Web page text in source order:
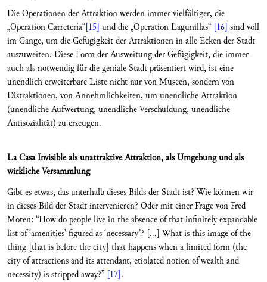
Die Operationen der Attraktion werden immer vielfältiger, die
„Operation Carretería“[15] und die „Operation Lagunillas“ [16] sind voll
im Gange, um die Gefügigkeit der Attraktionen in alle Ecken der Stadt
auszuweiten. Diese Form der Ausweitung der Gefügigkeit, die immer
auch als notwendig für die geniale Stadt präsentiert wird, ist eine
unendlich erweiterbare Liste nicht nur von Museen, sondern von
Distraktionen, von Annehmlichkeiten, um unendliche Attraktion
(unendliche Aufwertung, unendliche Verschuldung, unendliche
Antisozialität) zu erzeugen.
La Casa Invisible als unattraktive Attraktion, als Umgebung und als
wirkliche Versammlung
Gibt es etwas, das unterhalb dieses Bilds der Stadt ist? Wie können wir
in dieses Bild der Stadt intervenieren? Oder mit einer Frage von Fred
Moten: “How do people live in the absence of that infinitely expandable
list of ‘amenities’ figured as ‘necessary’? […] What is this image of the
thing [that is before the city] that happens when a limited form (the
city of attractions and its attendant, etiolated notion of wealth and
necessity) is stripped away?” [17].